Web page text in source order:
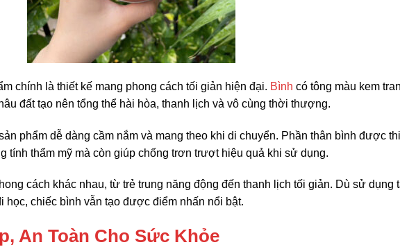
chính là thiết kế mang phong cách tối giản hiện đại. Bình có tông màu kem
đất tạo nên tổng thể hài hòa, thanh lịch và vô cùng thời thượng.
phẩm dễ dàng cầm nắm và mang theo khi di chuyển. Phần thân bình được
tính thẩm mỹ mà còn giúp chống trơn trượt hiệu quả khi sử dụng.
cách khác nhau, từ trẻ trung năng động đến thanh lịch tối giản. Dù sử dụng
học, chiếc bình vẫn tạo được điểm nhấn nổi bật.
An Toàn Cho Sức Khỏe